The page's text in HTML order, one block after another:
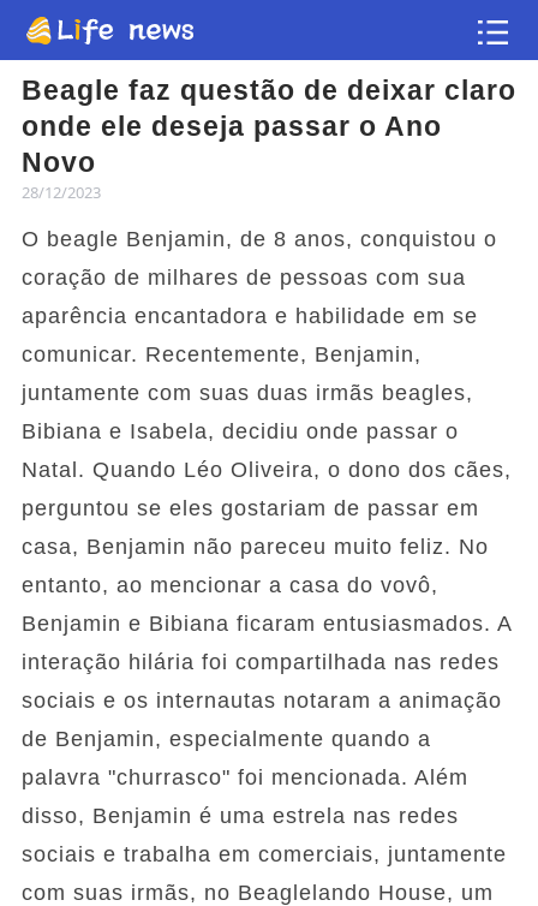
Beagle faz questão de deixar claro
onde ele deseja passar o Ano
Novo
28/12/2023
O beagle Benjamin, de 8 anos, conquistou o
coração de milhares de pessoas com sua
aparência encantadora e habilidade em se
comunicar. Recentemente, Benjamin,
juntamente com suas duas irmãs beagles,
Bibiana e Isabela, decidiu onde passar o
Natal. Quando Léo Oliveira, o dono dos cães,
perguntou se eles gostariam de passar em
casa, Benjamin não pareceu muito feliz. No
entanto, ao mencionar a casa do vovô,
Benjamin e Bibiana ficaram entusiasmados. A
interação hilária foi compartilhada nas redes
sociais e os internautas notaram a animação
de Benjamin, especialmente quando a
palavra "churrasco" foi mencionada. Além
disso, Benjamin é uma estrela nas redes
sociais e trabalha em comerciais, juntamente
com suas irmãs, no Beaglelando House, um
Artigo
Vídeos
Flash news